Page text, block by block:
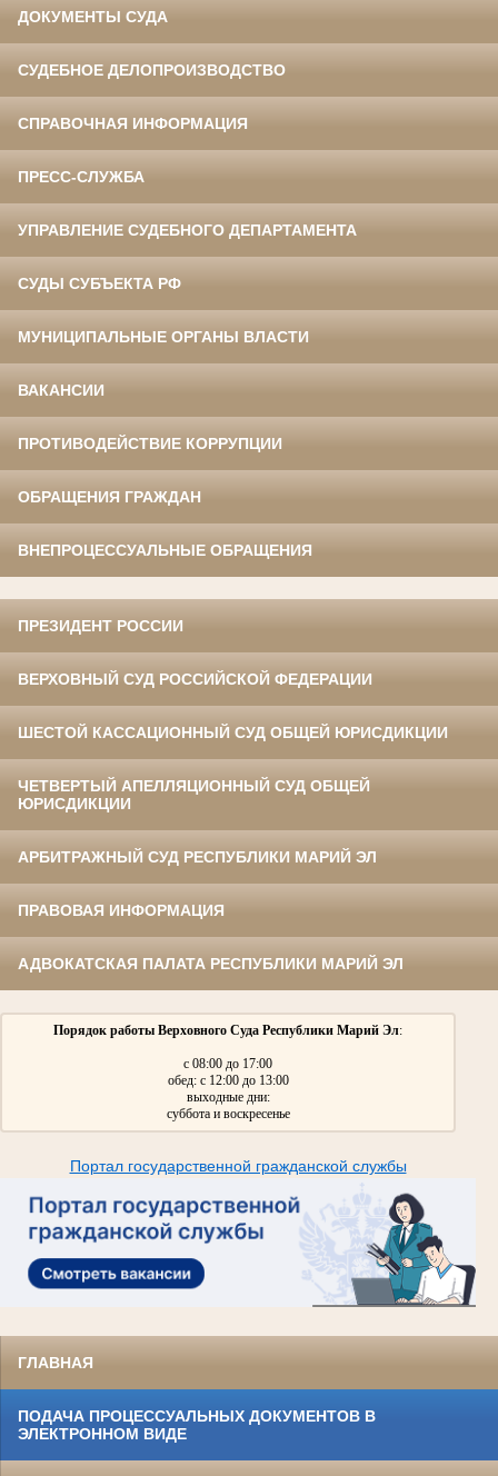
ДОКУМЕНТЫ СУДА
СУДЕБНОЕ ДЕЛОПРОИЗВОДСТВО
СПРАВОЧНАЯ ИНФОРМАЦИЯ
ПРЕСС-СЛУЖБА
УПРАВЛЕНИЕ СУДЕБНОГО ДЕПАРТАМЕНТА
СУДЫ СУБЪЕКТА РФ
МУНИЦИПАЛЬНЫЕ ОРГАНЫ ВЛАСТИ
ВАКАНСИИ
ПРОТИВОДЕЙСТВИЕ КОРРУПЦИИ
ОБРАЩЕНИЯ ГРАЖДАН
ВНЕПРОЦЕССУАЛЬНЫЕ ОБРАЩЕНИЯ
ПРЕЗИДЕНТ РОССИИ
ВЕРХОВНЫЙ СУД РОССИЙСКОЙ ФЕДЕРАЦИИ
ШЕСТОЙ КАССАЦИОННЫЙ СУД ОБЩЕЙ ЮРИСДИКЦИИ
ЧЕТВЕРТЫЙ АПЕЛЛЯЦИОННЫЙ СУД ОБЩЕЙ
ЮРИСДИКЦИИ
АРБИТРАЖНЫЙ СУД РЕСПУБЛИКИ МАРИЙ ЭЛ
ПРАВОВАЯ ИНФОРМАЦИЯ
АДВОКАТСКАЯ ПАЛАТА РЕСПУБЛИКИ МАРИЙ ЭЛ
Порядок работы Верховного Суда Республики Марий Эл:
с 08:00 до 17:00
обед: с 12:00 до 13:00
выходные дни:
суббота и воскресенье
Портал государственной гражданской службы
ГЛАВНАЯ
ПОДАЧА ПРОЦЕССУАЛЬНЫХ ДОКУМЕНТОВ В
ЭЛЕКТРОННОМ ВИДЕ